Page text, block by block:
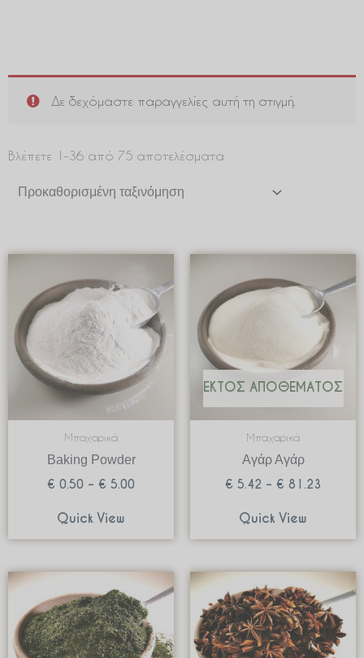
Δε δεχόμαστε παραγγελίες αυτή τη στιγμή.
Βλέπετε 1–36 από 75 αποτελέσματα
Μπαχαρικά
Baking Powder
€ 0.50 – € 5.00
€ 0.50
€ 5.00
Quick View
ΕΚΤΌΣ ΑΠΟΘΈΜΑΤΟΣ
Μπαχαρικά
Αγάρ Αγάρ
€ 5.42 – € 81.23
range:
€ 5.42
through
€ 81.23
Quick View
range:
€ 2.15
through
€ 42.90
range:
€ 2.89
through
€ 57.80